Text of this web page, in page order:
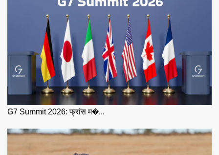
G7 Summit 2026: फ्रांस म�...